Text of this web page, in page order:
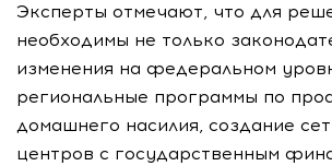
Эксперты отмечают, что для
необходимы не только
изменения на федеральном
региональные программы по
домашнего насилия, создание
центров с государственным